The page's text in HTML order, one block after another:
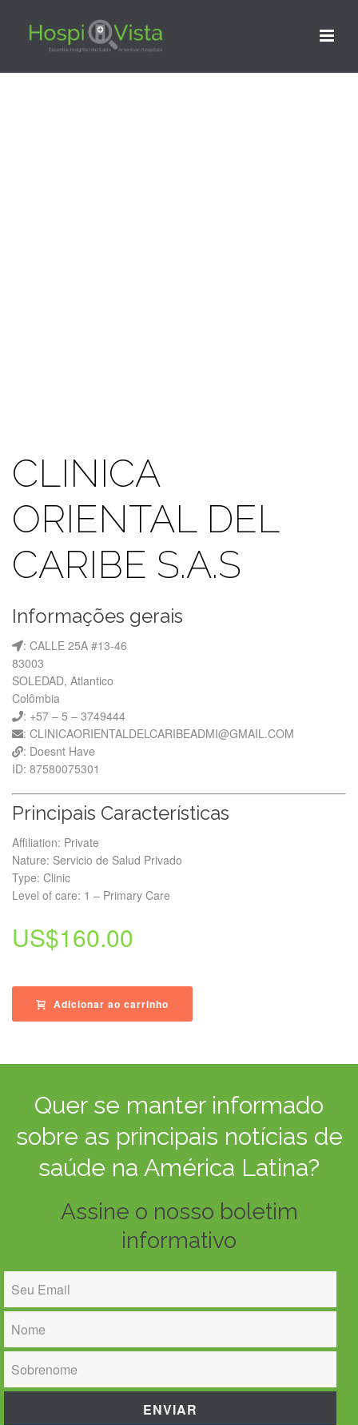
CLINICA
ORIENTAL DEL
CARIBE S.A.S
Informações gerais
: CALLE 25A #13-46
83003
SOLEDAD, Atlantico
Colômbia
: +57 – 5 – 3749444
: CLINICAORIENTALDELCARIBEADMI@GMAIL.COM
: Doesnt Have
ID: 87580075301
Principais Características
Affiliation: Private
Nature: Servicio de Salud Privado
Type: Clinic
Level of care: 1 – Primary Care
US$160.00
Adicionar ao carrinho
Quer se manter informado
sobre as principais notícias de
saúde na América Latina?
Assine o nosso boletim
informativo